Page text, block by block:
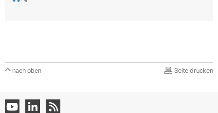
nach oben Seite drucken